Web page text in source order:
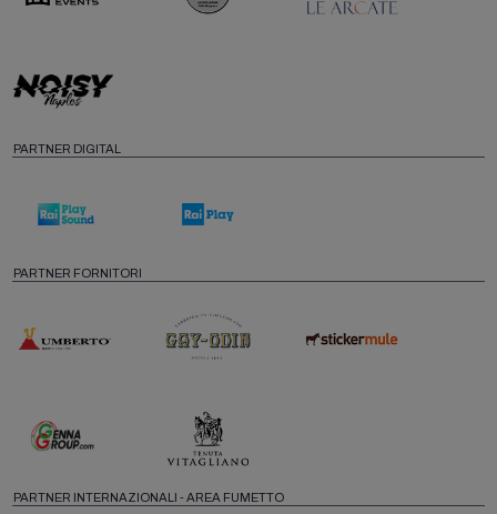
PARTNER DIGITAL
PARTNER FORNITORI
PARTNER INTERNAZIONALI - AREA FUMETTO